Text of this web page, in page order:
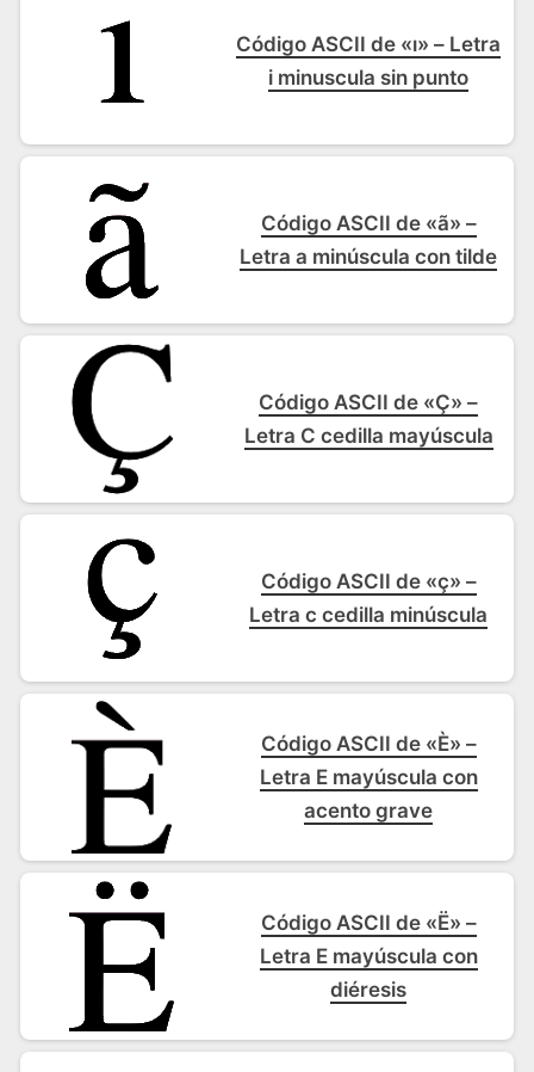
Código ASCII de «ı» – Letra
i minuscula sin punto
Código ASCII de «ã» –
Letra a minúscula con tilde
Código ASCII de «Ç» –
Letra C cedilla mayúscula
Código ASCII de «ç» –
Letra c cedilla minúscula
Código ASCII de «È» –
Letra E mayúscula con
acento grave
Código ASCII de «Ë» –
Letra E mayúscula con
diéresis